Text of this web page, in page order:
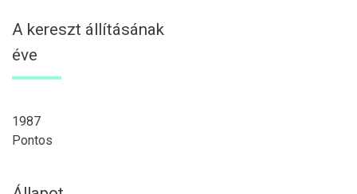
A kereszt állításának
éve
1987
Pontos